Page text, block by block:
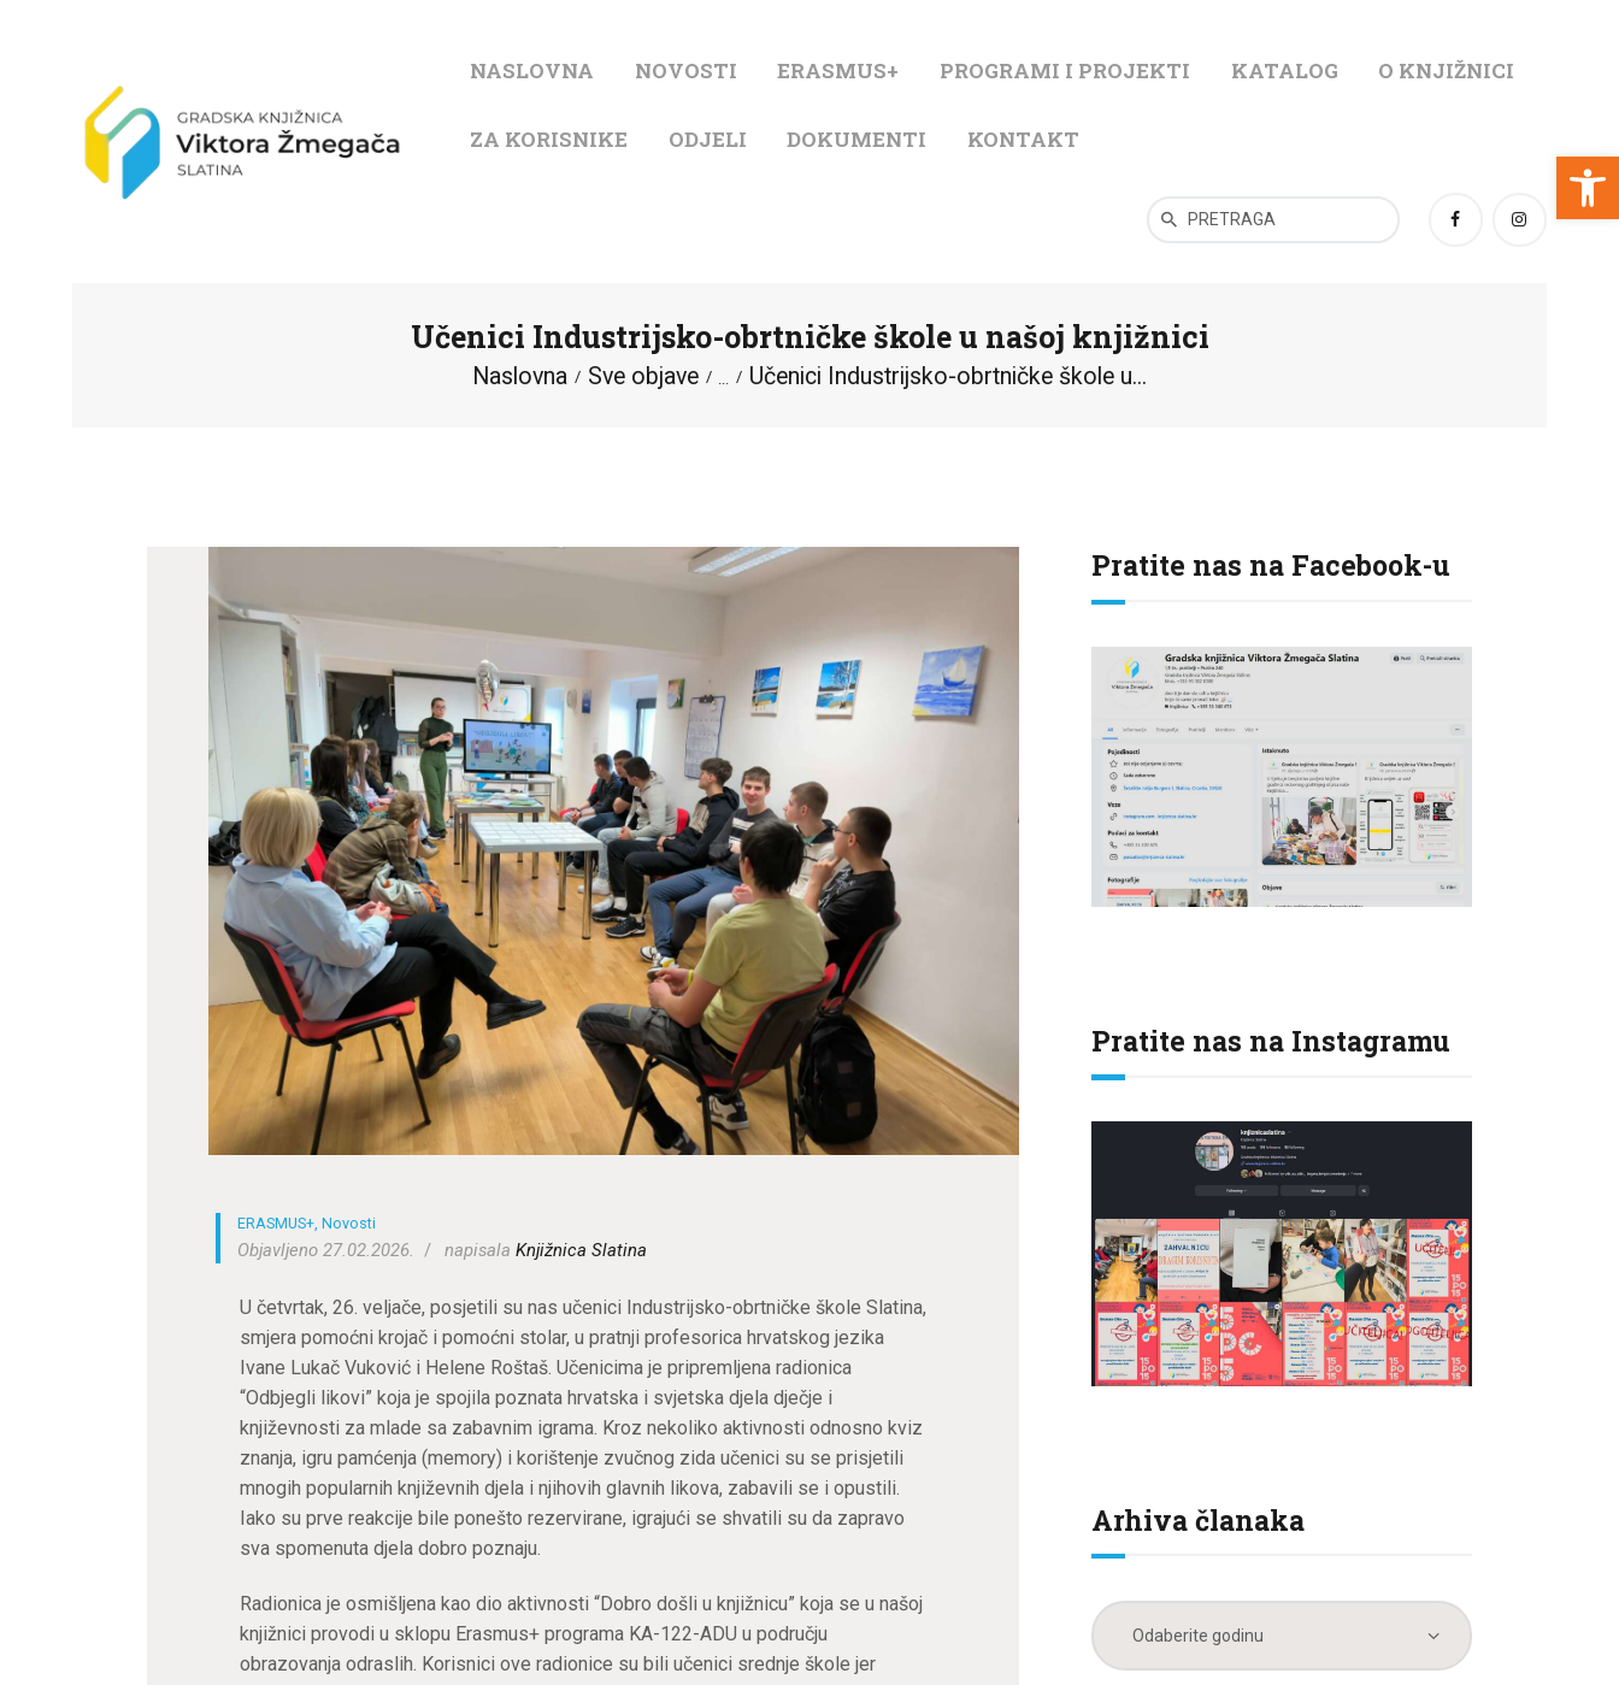
Open toolbar
NASLOVNA NOVOSTI ERASMUS+ PROGRAMI I PROJEKTI KATALOG O KNJIŽNICI
ZA KORISNIKE ODJELI DOKUMENTI KONTAKT
Učenici Industrijsko-obrtničke škole u našoj knjižnici
Naslovna Sve objave ... Učenici Industrijsko-obrtničke škole u...
KATALOG
ODJELI
DOKUMENTI
KONTAKT
ERASMUS+,Novosti
Objavljeno 27.02.2026. napisalaKnjižnica Slatina
U četvrtak, 26. veljače, posjetili su nas učenici Industrijsko-obrtničke škole Slatina,
smjera pomoćni krojač i pomoćni stolar, u pratnji profesorica hrvatskog jezika
Ivane Lukač Vuković i Helene Roštaš. Učenicima je pripremljena radionica
“Odbjegli likovi” koja je spojila poznata hrvatska i svjetska djela dječje i
književnosti za mlade sa zabavnim igrama. Kroz nekoliko aktivnosti odnosno kviz
znanja, igru pamćenja (memory) i korištenje zvučnog zida učenici su se prisjetili
mnogih popularnih književnih djela i njihovih glavnih likova, zabavili se i opustili.
Iako su prve reakcije bile ponešto rezervirane, igrajući se shvatili su da zapravo
sva spomenuta djela dobro poznaju.
Radionica je osmišljena kao dio aktivnosti “Dobro došli u knjižnicu” koja se u našoj
knjižnici provodi u sklopu Erasmus+ programa KA-122-ADU u području
obrazovanja odraslih. Korisnici ove radionice su bili učenici srednje škole jer
Pratite nas na Facebook-u
Pratite nas na Instagramu
Arhiva članaka